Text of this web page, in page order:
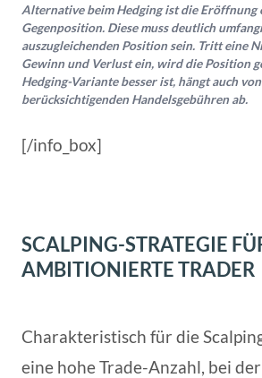
Alternative beim Hedging ist die Eröffnung
Gegenposition. Diese muss deutlich
auszugleichenden Position sein. Tritt eine
Gewinn und Verlust ein, wird die Position
Hedging-Variante besser ist, hängt auch
berücksichtigenden Handelsgebühren ab.
[/info_box]
SCALPING-STRATEGIE
AMBITIONIERTE TRADER
Charakteristisch für die
eine hohe Trade-Anzahl, bei